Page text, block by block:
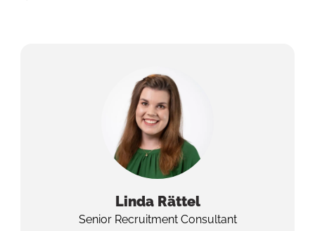
Linda Rättel
Senior Recruitment Consultant